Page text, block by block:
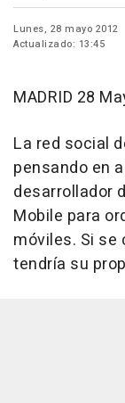
Lunes, 28 mayo 2012
Actualizado: 13:45
MADRID 28
La red social
pensando en
desarrollador
Mobile para
móviles. Si se
tendría su